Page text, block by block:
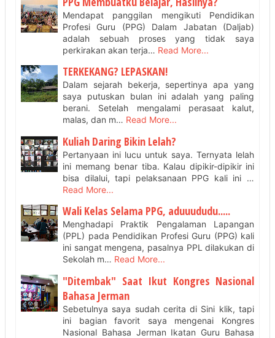
Mendapat panggilan mengikuti Pendidikan
Profesi Guru (PPG) Dalam Jabatan (Daljab)
adalah sebuah proses yang tidak saya
perkirakan akan terja… Read More...
TERKEKANG? LEPASKAN!
Dalam sejarah bekerja, sepertinya apa yang
saya putuskan bulan ini adalah yang paling
berani. Setelah mengalami perasaat kalut,
malas, dan m… Read More...
Kuliah Daring Bikin Lelah?
Pertanyaan ini lucu untuk saya. Ternyata lelah
ini memang benar tiba. Kalau dipikir-dipikir ini
bisa dilalui, tapi pelaksanaan PPG kali ini …
Read More...
Wali Kelas Selama PPG, aduuududu.....
Menghadapi Praktik Pengalaman Lapangan
(PPL) pada Pendidikan Profesi Guru (PPG) kali
ini sangat mengena, pasalnya PPL dilakukan di
Sekolah m… Read More...
"Ditembak" Saat Ikut Kongres Nasional
Bahasa Jerman
Sebetulnya saya sudah cerita di Sini klik, tapi
ini bagian favorit saya mengenai Kongres
Nasional Bahasa Jerman Ikatan Guru Bahasa